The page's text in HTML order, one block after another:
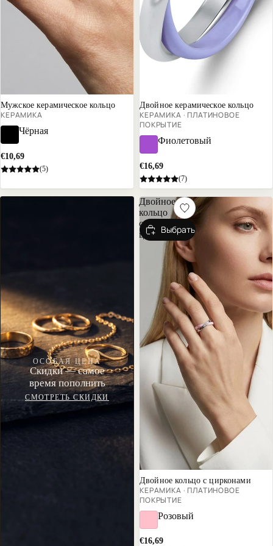
ОСОБАЯ ЦЕНА
Скидки — самое
время пополнить
СМОТРЕТЬ СКИДКИ
Хит продаж
Мужское керамическое кольцо
КЕРАМИКА
Чёрная
€10,69
(5)
В тренде
Двойное керамическое кольцо
КЕРАМИКА · ПЛАТИНОВОЕ
ПОКРЫТИЕ
Фиолетовый
€16,69
(7)
Двойное
кольцо
с
цирконами
Хит продаж
Выбрать
Двойное кольцо с цирконами
КЕРАМИКА · ПЛАТИНОВОЕ
ПОКРЫТИЕ
Розовый
€16,69